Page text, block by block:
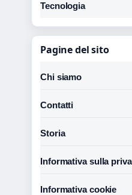
Tecnologia
Pagine del sito
Chi siamo
Contatti
Storia
Informativa sulla
Informativa cookie